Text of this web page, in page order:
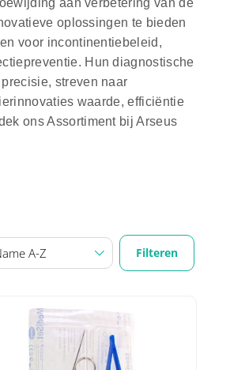
aan verbetering van de
oplossingen te bieden
voor incontinentiebeleid,
Hun diagnostische
streven naar
waarde, efficiëntie
ons Assortiment bij Arseus
Filteren